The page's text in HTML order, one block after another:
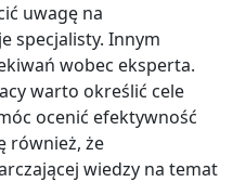
uwagę na
specjalisty. Innym
wobec eksperta.
warto określić cele
ocenić efektywność
również, że
wiedzy na temat